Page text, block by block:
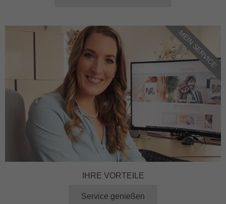
IHRE VORTEILE
Service genießen
MEIN SERVICE